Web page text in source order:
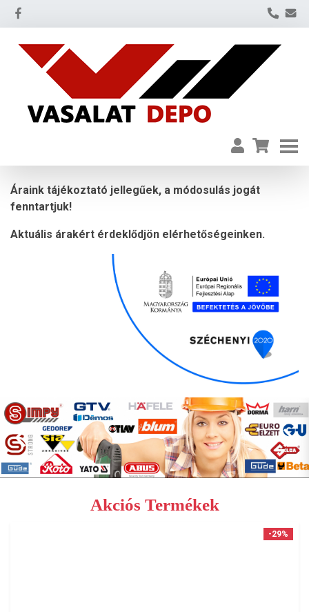
Áraink tájékoztató jellegűek, a módosulás jogát
fenntartjuk!
Aktuális árakért érdeklődjön elérhetőségeinken.
Akciós Termékek
-29%